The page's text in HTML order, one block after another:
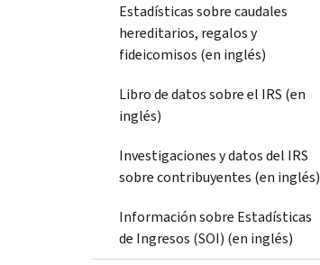
Estadísticas sobre caudales
hereditarios, regalos y
fideicomisos (en inglés)
Libro de datos sobre el IRS (en
inglés)
Investigaciones y datos del IRS
sobre contribuyentes (en inglés)
Información sobre Estadísticas
de Ingresos (SOI) (en inglés)